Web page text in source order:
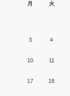
月
火
3 4
10 11
17 18